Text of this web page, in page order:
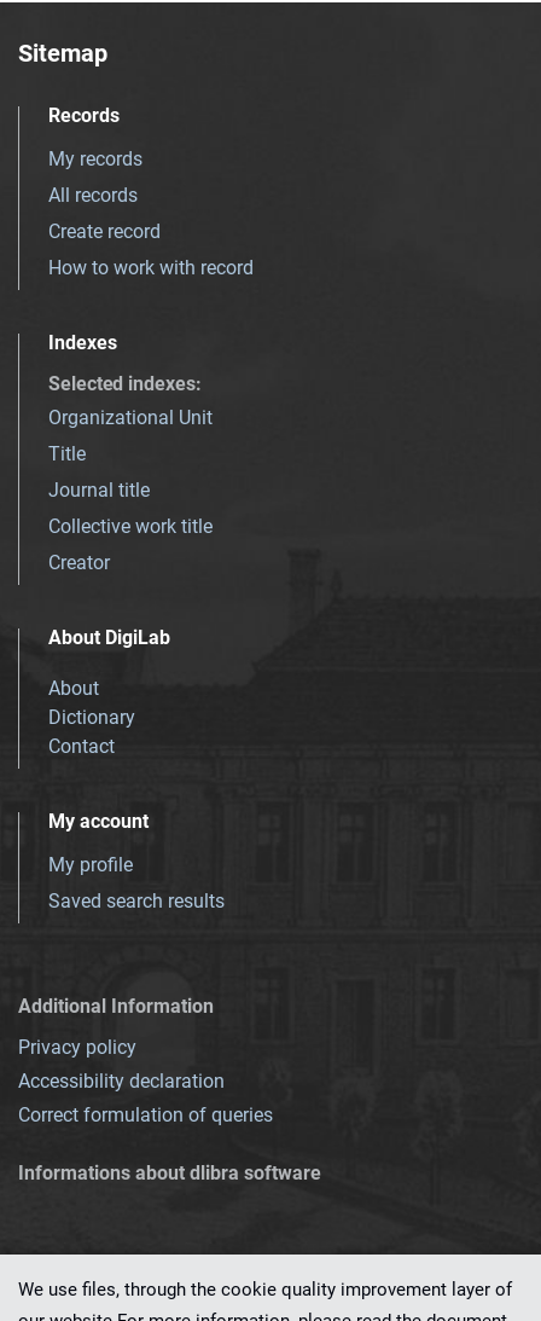
Sitemap
Records
My records
All records
Create record
How to work with record
Indexes
Selected indexes:
Organizational Unit
Title
Journal title
Collective work title
Creator
About DigiLab
About
Dictionary
Contact
My account
My profile
Saved search results
Additional Information
Privacy policy
Accessibility declaration
Correct formulation of queries
Informations about dlibra software
We use files, through the cookie quality improvement layer of